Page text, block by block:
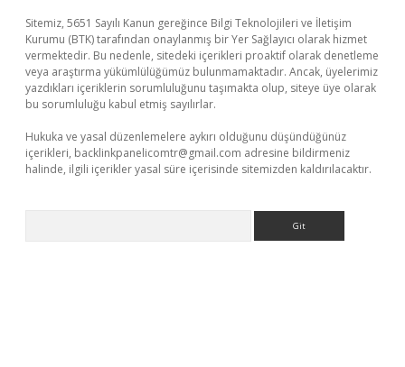
Sitemiz, 5651 Sayılı Kanun gereğince Bilgi Teknolojileri ve İletişim
Kurumu (BTK) tarafından onaylanmış bir Yer Sağlayıcı olarak hizmet
vermektedir. Bu nedenle, sitedeki içerikleri proaktif olarak denetleme
veya araştırma yükümlülüğümüz bulunmamaktadır. Ancak, üyelerimiz
yazdıkları içeriklerin sorumluluğunu taşımakta olup, siteye üye olarak
bu sorumluluğu kabul etmiş sayılırlar.
Hukuka ve yasal düzenlemelere aykırı olduğunu düşündüğünüz
içerikleri, backlinkpanelicomtr@gmail.com adresine bildirmeniz
halinde, ilgili içerikler yasal süre içerisinde sitemizden kaldırılacaktır.